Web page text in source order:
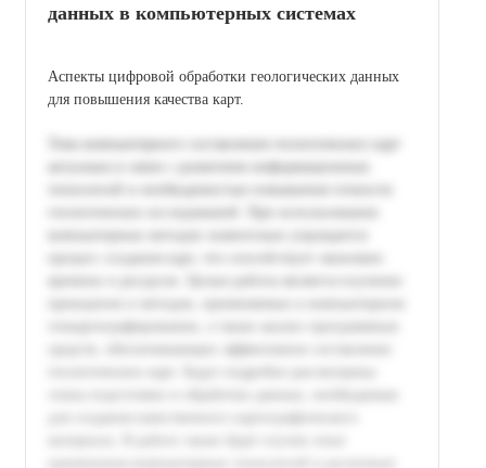
данных в компьютерных системах
Аспекты цифровой обработки геологических данных
для повышения качества карт.